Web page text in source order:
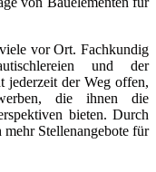
vor Ort. Fachkundig
und der
jederzeit der Weg offen,
die ihnen die
bieten. Durch
Stellenangebote für